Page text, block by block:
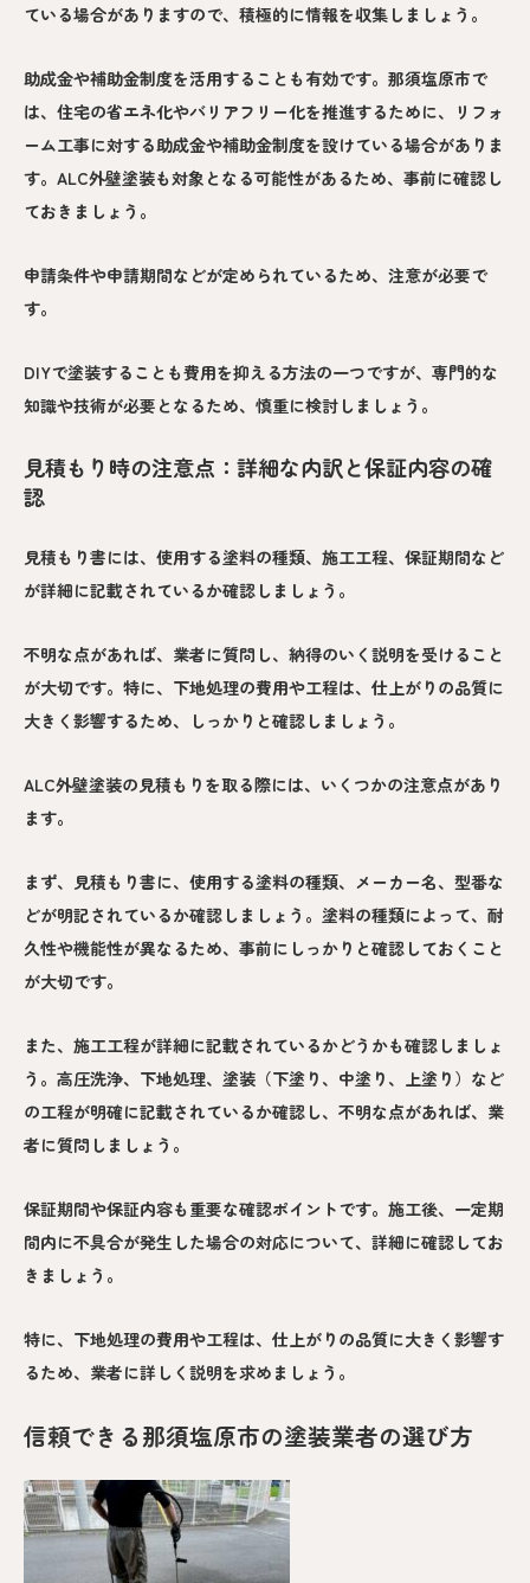
ている場合がありますので、積極的に情報を収集しましょう。
助成金や補助金制度を活用することも有効です。那須塩原市で
は、住宅の省エネ化やバリアフリー化を推進するために、リフォ
ーム工事に対する助成金や補助金制度を設けている場合がありま
す。ALC外壁塗装も対象となる可能性があるため、事前に確認し
ておきましょう。
申請条件や申請期間などが定められているため、注意が必要で
す。
DIYで塗装することも費用を抑える方法の一つですが、専門的な
知識や技術が必要となるため、慎重に検討しましょう。
見積もり時の注意点：詳細な内訳と保証内容の確
認
見積もり書には、使用する塗料の種類、施工工程、保証期間など
が詳細に記載されているか確認しましょう。
不明な点があれば、業者に質問し、納得のいく説明を受けること
が大切です。特に、下地処理の費用や工程は、仕上がりの品質に
大きく影響するため、しっかりと確認しましょう。
ALC外壁塗装の見積もりを取る際には、いくつかの注意点があり
ます。
まず、見積もり書に、使用する塗料の種類、メーカー名、型番な
どが明記されているか確認しましょう。塗料の種類によって、耐
久性や機能性が異なるため、事前にしっかりと確認しておくこと
が大切です。
また、施工工程が詳細に記載されているかどうかも確認しましょ
う。高圧洗浄、下地処理、塗装（下塗り、中塗り、上塗り）など
の工程が明確に記載されているか確認し、不明な点があれば、業
者に質問しましょう。
保証期間や保証内容も重要な確認ポイントです。施工後、一定期
間内に不具合が発生した場合の対応について、詳細に確認してお
きましょう。
特に、下地処理の費用や工程は、仕上がりの品質に大きく影響す
るため、業者に詳しく説明を求めましょう。
信頼できる那須塩原市の塗装業者の選び方